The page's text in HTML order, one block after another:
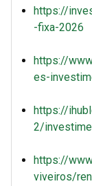
https://
-fixa-2026
https://
es-
https://
2/
https://
viveiros/